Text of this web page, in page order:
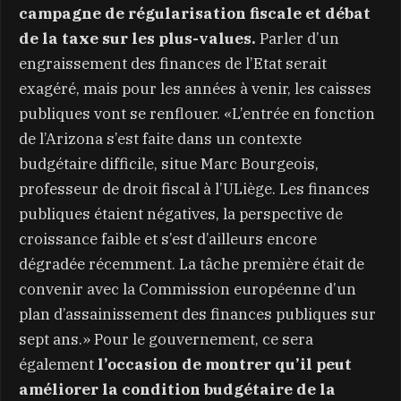
campagne de régularisation fiscale et débat
de la taxe sur les plus-values. Parler d’un
engraissement des finances de l’Etat serait
exagéré, mais pour les années à venir, les caisses
publiques vont se renflouer. «L’entrée en fonction
de l’Arizona s’est faite dans un contexte
budgétaire difficile, situe Marc Bourgeois,
professeur de droit fiscal à l’ULiège. Les finances
publiques étaient négatives, la perspective de
croissance faible et s’est d’ailleurs encore
dégradée récemment. La tâche première était de
convenir avec la Commission européenne d’un
plan d’assainissement des finances publiques sur
sept ans.» Pour le gouvernement, ce sera
également l’occasion de montrer qu’il peut
améliorer la condition budgétaire de la